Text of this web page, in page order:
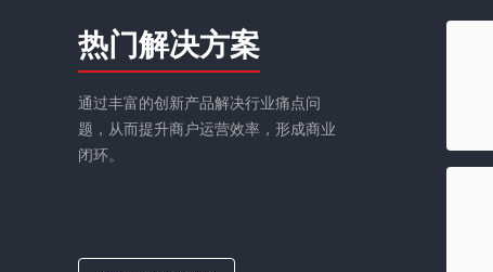
热门解决方案
通过丰富的创新产品解决行业痛点问
题，从而提升商户运营效率，形成商业
闭环。